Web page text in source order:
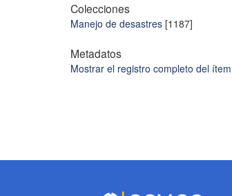
Colecciones
Manejo de desastres [1187]
Metadatos
Mostrar el registro completo del ítem